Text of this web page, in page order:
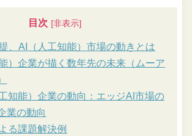
目次
、AI（人工知能）市場の動きとは
）企業が描く数年先の未来（ムーア
知能）企業の動向：エッジAI市場の
業の動向
る課題解決例